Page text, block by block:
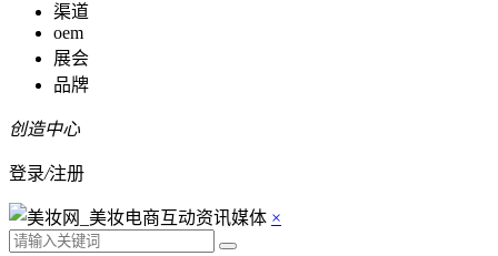
渠道
oem
展会
品牌
创造中心
登录/注册
×